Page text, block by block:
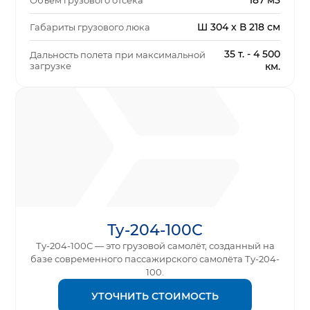
Габариты грузового люка Ш 304 x В 218 см
Дальность полета при максимальной
загрузке
35 т. - 4 500
км.
Ту-204-100С
Ту-204-100С — это грузовой самолёт, созданный на
базе современного пассажирского самолёта Ту-204-
100.
УТОЧНИТЬ СТОИМОСТЬ